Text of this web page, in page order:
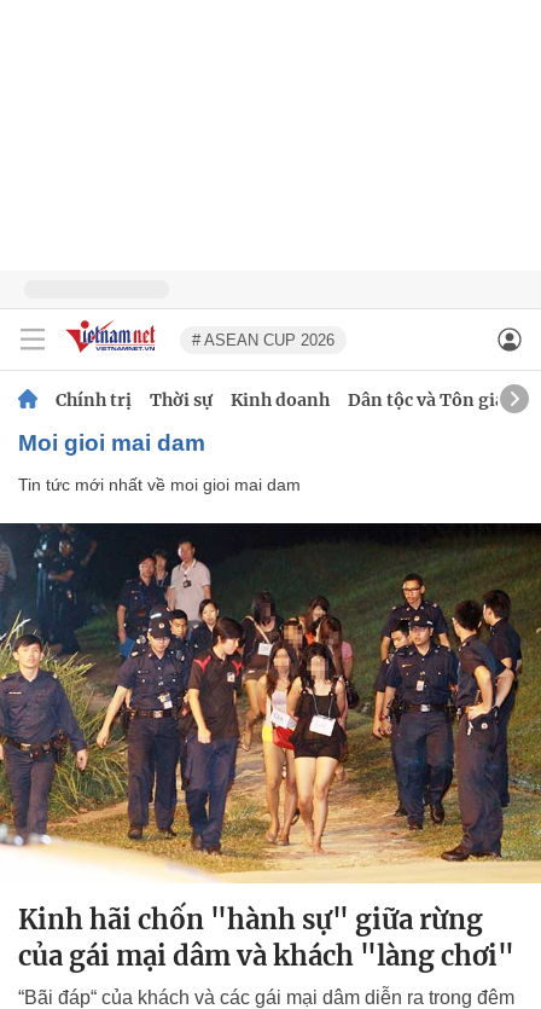
# ASEAN CUP 2026
Chính trị Thời sự Kinh doanh Dân tộc và Tôn giáo
moi gioi mai dam
Tin tức mới nhất về moi gioi mai dam
Kinh hãi chốn "hành sự" giữa rừng
của gái mại dâm và khách "làng chơi"
“Bãi đáp“ của khách và các gái mại dâm diễn ra trong đêm